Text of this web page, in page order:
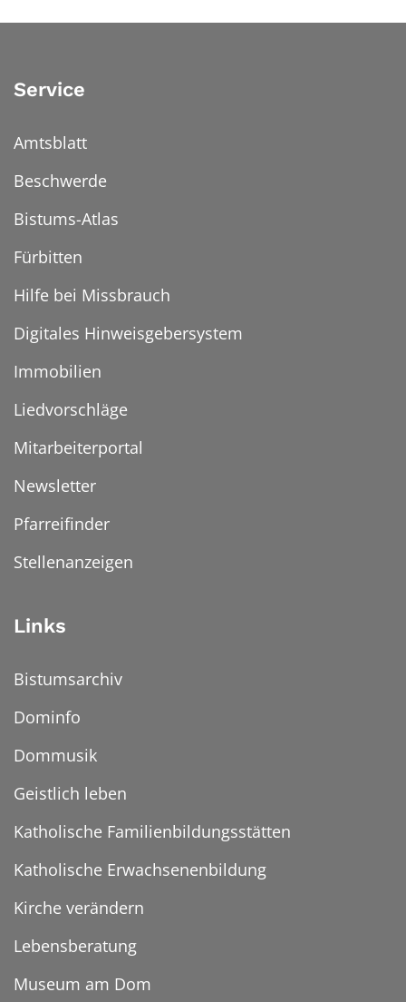
Service
Amtsblatt
Beschwerde
Bistums-Atlas
Fürbitten
Hilfe bei Missbrauch
Digitales Hinweisgebersystem
Immobilien
Liedvorschläge
Mitarbeiterportal
Newsletter
Pfarreifinder
Stellenanzeigen
Links
Bistumsarchiv
Dominfo
Dommusik
Geistlich leben
Katholische Familienbildungsstätten
Katholische Erwachsenenbildung
Kirche verändern
Lebensberatung
Museum am Dom